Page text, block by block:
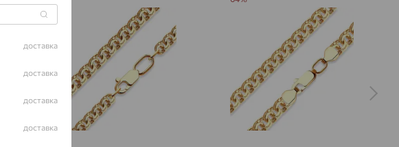
доставка
доставка
доставка
доставка